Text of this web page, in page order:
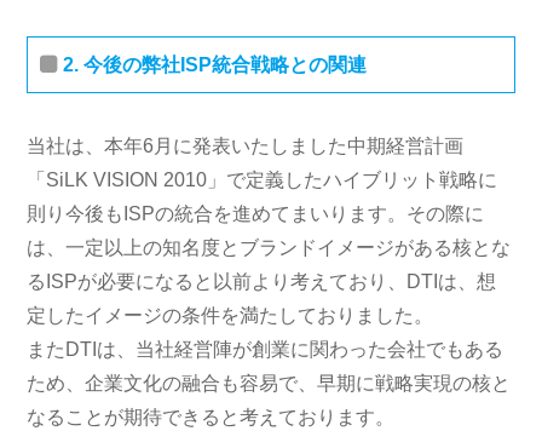
2. 今後の弊社ISP統合戦略との関連
当社は、本年6月に発表いたしました中期経営計画
「SiLK VISION 2010」で定義したハイブリット戦略に
則り今後もISPの統合を進めてまいります。その際に
は、一定以上の知名度とブランドイメージがある核とな
るISPが必要になると以前より考えており、DTIは、想
定したイメージの条件を満たしておりました。
またDTIは、当社経営陣が創業に関わった会社でもある
ため、企業文化の融合も容易で、早期に戦略実現の核と
なることが期待できると考えております。